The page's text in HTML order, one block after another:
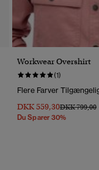
Workwear Overshirt
(1)
Flere Farver
DKK 559,30Pris Nedsat
DKK 799,00
Du Sparer 30%